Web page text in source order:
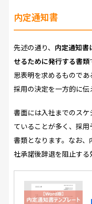
内定通知書
先述の通り、 内定通知書
せるために発行する書類
思表明を求めるもので
採用の決定を一方的に伝
書面には入社までのス
ていることが多く、採
書類となります。なお
社承諾後辞退を阻止する